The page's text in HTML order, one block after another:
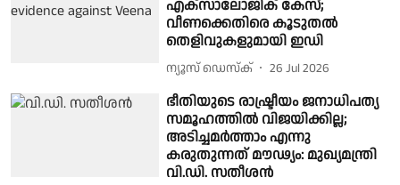
എക്‌സാലോജിക് കേസ്;
വീണക്കെതിരെ കൂടുതൽ
തെളിവുകളുമായി ഇഡി
ന്യൂസ് ഡെസ്ക് 26 Jul 2026
ഭീതിയുടെ രാഷ്ട്രീയം ജനാധിപത്യ
സമൂഹത്തിൽ വിജയിക്കില്ല;
അടിച്ചമർത്താം എന്നു
കരുതുന്നത് മൗഢ്യം: മുഖ്യമന്ത്രി
വി.ഡി. സതീശന്‍